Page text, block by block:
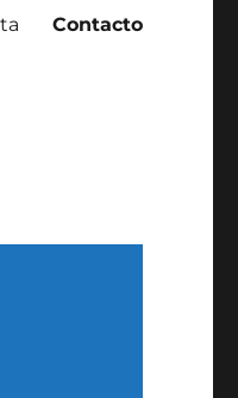
Contacto